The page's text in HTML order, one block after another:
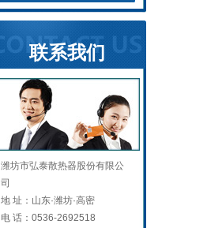
联系我们
潍坊市弘泰散热器股份有限公
司
地 址： 山东·潍坊·高密
电 话： 0536-2692518